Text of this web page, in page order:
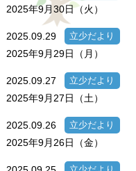
2025年9月30日（火）
2025.09.29 立少だより
2025年9月29日（月）
2025.09.27 立少だより
2025年9月27日（土）
2025.09.26 立少だより
2025年9月26日（金）